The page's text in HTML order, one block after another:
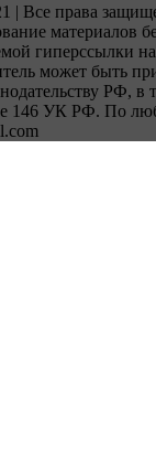
| Все права
материалов
гиперссылки на
может быть
РФ, в
146 УК РФ. По